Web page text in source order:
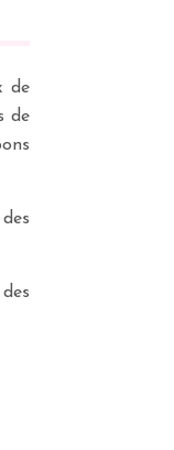
de
de